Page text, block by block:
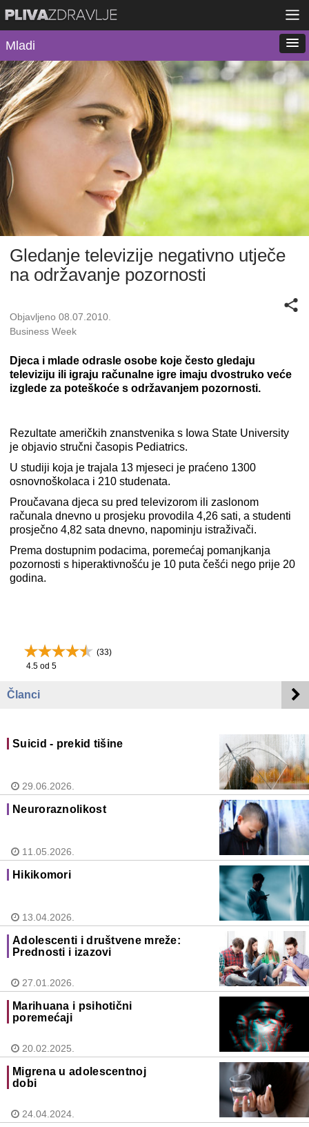
Mladi
Gledanje televizije negativno utječe
na održavanje pozornosti
Objavljeno 08.07.2010.
Business Week
Djeca i mlade odrasle osobe koje često gledaju
televiziju ili igraju računalne igre imaju dvostruko veće
izglede za poteškoće s održavanjem pozornosti.
Rezultate američkih znanstvenika s Iowa State University
je objavio stručni časopis Pediatrics.
U studiji koja je trajala 13 mjeseci je praćeno 1300
osnovnoškolaca i 210 studenata.
Proučavana djeca su pred televizorom ili zaslonom
računala dnevno u prosjeku provodila 4,26 sati, a studenti
prosječno 4,82 sata dnevno, napominju istraživači.
Prema dostupnim podacima, poremećaj pomanjkanja
pozornosti s hiperaktivnošću je 10 puta češći nego prije 20
godina.
(33)
4.5 od 5
Članci
Suicid - prekid tišine
29.06.2026.
Neuroraznolikost
11.05.2026.
Hikikomori
13.04.2026.
Adolescenti i društvene mreže:
Prednosti i izazovi
27.01.2026.
Marihuana i psihotični
poremećaji
20.02.2025.
Migrena u adolescentnoj
dobi
24.04.2024.